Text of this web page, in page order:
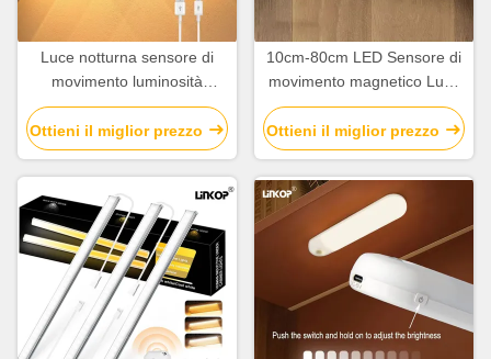
Luce notturna sensore di
movimento luminosità
regolabile Multi Specifica
Sensore di movimento luce
armadio
Ottieni il miglior prezzo
10cm-80cm LED Sensore di
movimento magnetico Luce
ricaricabile con angolo
sensore di 120°
Ottieni il miglior prezzo